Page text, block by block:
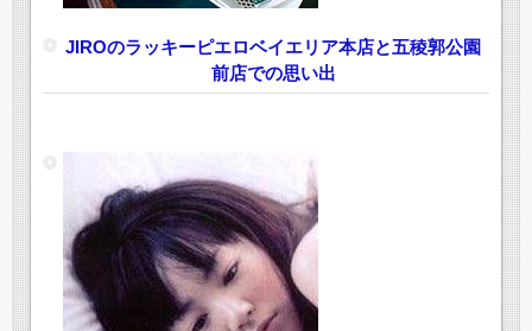
JIROのラッキーピエロベイエリア本店と五稜郭公園
前店での思い出